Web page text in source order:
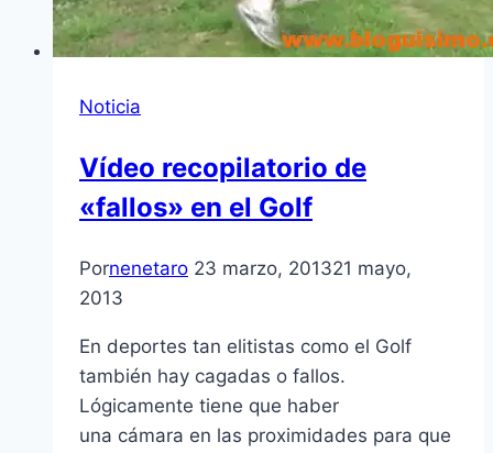
Noticia
Ví­deo recopilatorio de
«fallos» en el Golf
Pornenetaro 23 marzo, 201321 mayo,
2013
En deportes tan elitistas como el Golf
también hay cagadas o fallos.
Lógicamente tiene que haber
una cámara en las proximidades para que